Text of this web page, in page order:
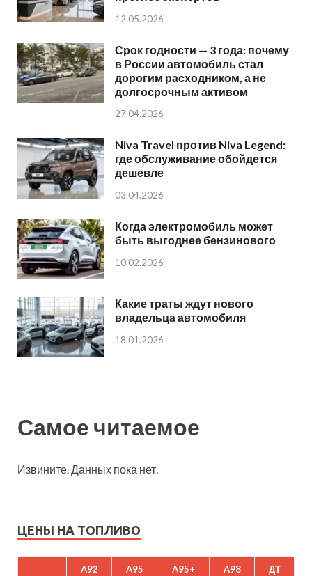
12.05.2026
Срок годности — 3 года: почему
в России автомобиль стал
дорогим расходником, а не
долгосрочным активом
27.04.2026
Niva Travel против Niva Legend:
где обслуживание обойдется
дешевле
03.04.2026
Когда электромобиль может
быть выгоднее бензинового
10.02.2026
Какие траты ждут нового
владельца автомобиля
18.01.2026
Самое читаемое
Извините. Данных пока нет.
ЦЕНЫ НА ТОПЛИВО
A92 A95 A95+ A98 ДТ